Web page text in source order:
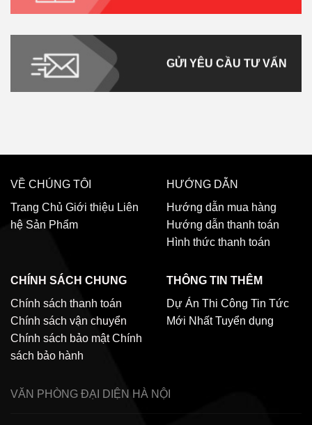
GỬI YÊU CẦU TƯ VẤN
VỀ CHÚNG TÔI
Trang Chủ Giới thiệu Liên
hệ Sản Phẩm
HƯỚNG DẪN
Hướng dẫn mua hàng
Hướng dẫn thanh toán
Hình thức thanh toán
CHÍNH SÁCH CHUNG
Chính sách thanh toán
Chính sách vận chuyển
Chính sách bảo mật Chính
sách bảo hành
THÔNG TIN THÊM
Dự Án Thi Công Tin Tức
Mới Nhất Tuyển dụng
VĂN PHÒNG ĐẠI DIỆN HÀ NỘI